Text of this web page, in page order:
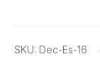
SKU: Dec-Es-16